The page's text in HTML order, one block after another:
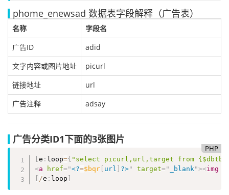
phome_enewsad 数据表字段解释（广告表）
名称
字段名
广告ID
adid
文字内容或图片地址
picurl
链接地址
url
广告注释
adsay
广告分类ID1下面的3张图片
PHP
[e : loop={ "select picurl,url,target from
<a href="<?=$bqr [ url ] ?>" target=" _blank "><img
[ /e : loop ]